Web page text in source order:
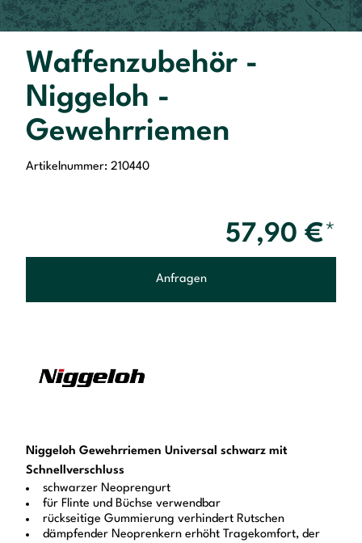
Waffenzubehör -
Niggeloh -
Gewehrriemen
Artikelnummer: 210440
57,90 €*
Anfragen
Niggeloh Gewehrriemen Universal schwarz mit
Schnellverschluss
schwarzer Neoprengurt
für Flinte und Büchse verwendbar
rückseitige Gummierung verhindert Rutschen
dämpfender Neoprenkern erhöht Tragekomfort, der